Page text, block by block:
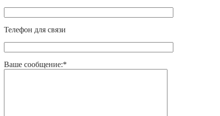
Телефон для связи
Ваше сообщение:*